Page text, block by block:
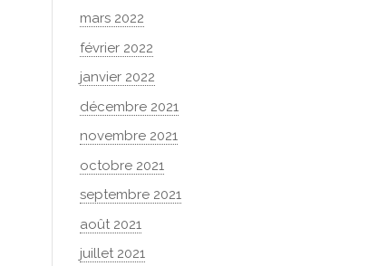
mars 2022
février 2022
janvier 2022
décembre 2021
novembre 2021
octobre 2021
septembre 2021
août 2021
juillet 2021